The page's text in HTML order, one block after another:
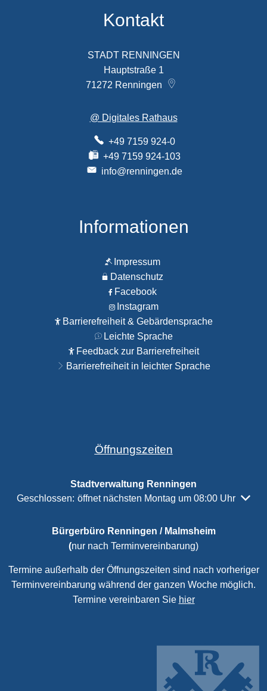
Kontakt
STADT RENNINGEN
Hauptstraße 1
71272 Renningen
@ Digitales Rathaus
+49 7159 924-0
+49 7159 924-103
info@renningen.de
Informationen
Impressum
Datenschutz
Facebook
Instagram
Barrierefreiheit & Gebärdensprache
Leichte Sprache
Feedback zur Barrierefreiheit
Barrierefreiheit in leichter Sprache
Öffnungszeiten
Stadtverwaltung Renningen
Klicken, um weitere Öffnungs- oder Schließzeiten
Geschlossen: öffnet nächsten Montag um 08:00 Uhr
Bürgerbüro Renningen / Malmsheim
(nur nach Terminvereinbarung)
Termine außerhalb der Öffnungszeiten sind nach vorheriger
Terminvereinbarung während der ganzen Woche möglich.
Termine vereinbaren Sie hier